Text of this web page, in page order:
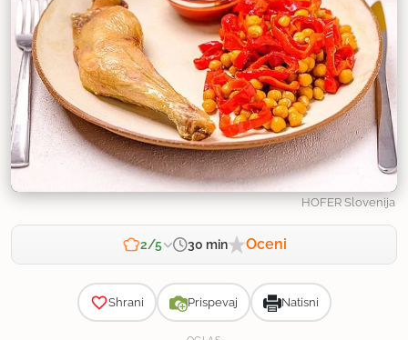
HOFER Slovenija
2/5 30 min Oceni
Shrani Prispevaj Natisni